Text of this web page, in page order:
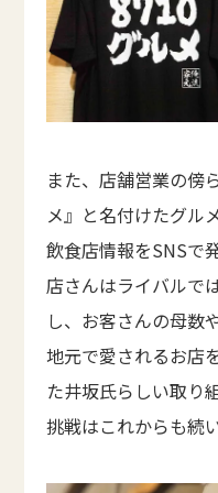
また、店舗営業の傍
メ』と名付けたグル
飲食店情報をSNSで
店さんはライバルで
し、お客さんの母数
地元で愛されるお店
た井坂氏らしい取り
挑戦はこれからも続